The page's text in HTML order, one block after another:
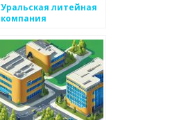
Уральская литейная
компания